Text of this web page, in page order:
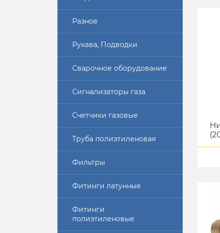
Разное
Рукава, Подводки
Сварочное оборудование
Сигнализаторы газа
Счетчики газовые
Труба полиэтиленовая
Фильтры
Фитинги латунные
Фитинги
полиэтиленовые